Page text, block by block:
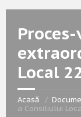
Local
Acasă
a Consiliului